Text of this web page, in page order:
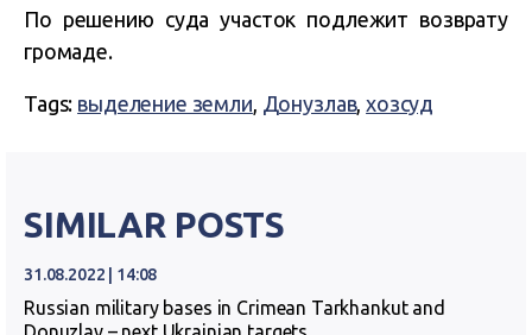
По решению суда участок подлежит возврату
громаде.
Tags: выделение земли, Донузлав,хозсуд
SIMILAR POSTS
31.08.2022 | 14:08
Russian military bases in Crimean Tarkhankut and